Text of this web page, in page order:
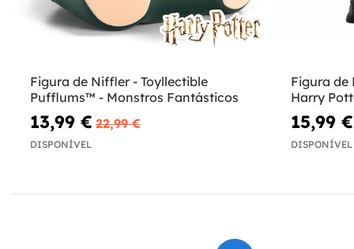
Figura de Niffler - Toyllectible
Pufflums™ - Monstros Fantásticos
13,99 € 22,99 €
DISPONÍVEL
Figura de
Harry
15,99 €
DISPONÍVEL